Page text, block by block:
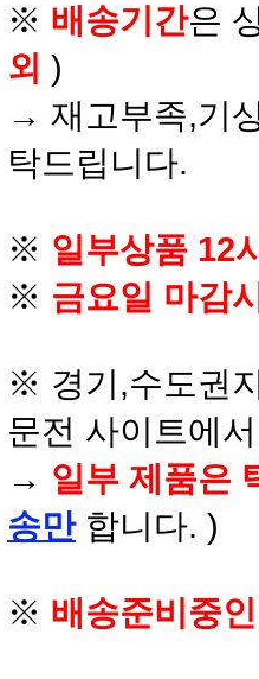
※ 배송기간은
외 )
→ 재고부족,기
탁드립니다.
※ 일부상품 12
※ 금요일 마감
※ 경기,수도권
문전 사이트에
→ 일부 제품은
송만 합니다. )
※ 배송준비중